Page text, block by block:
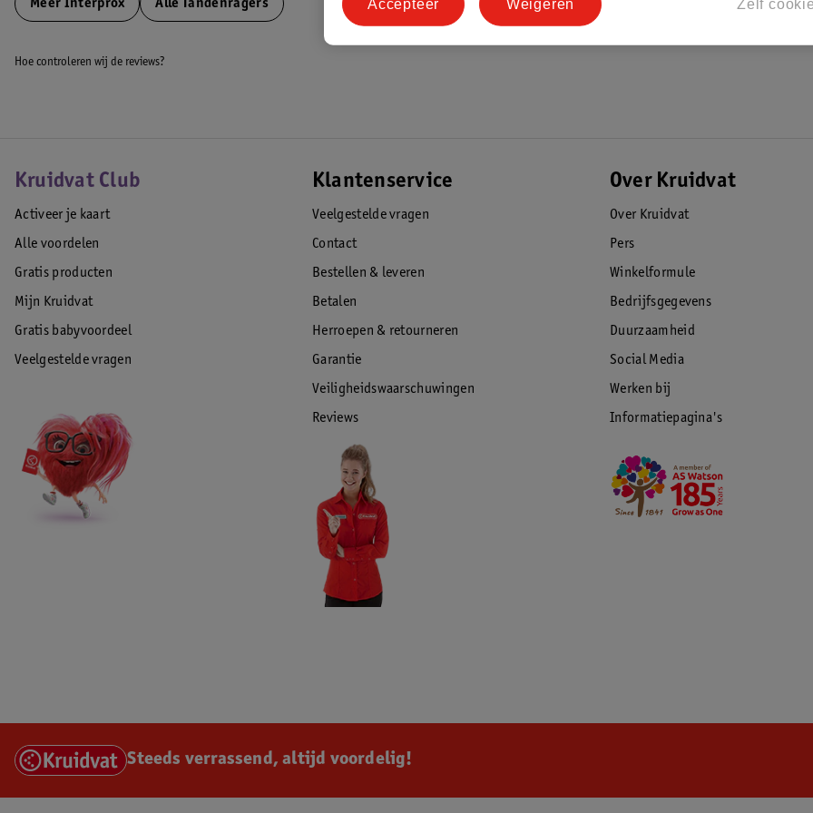
Tandplak in de interdentale ruimte kan mondproblemen veroorzaken, zoals gaatjes (cariës),
tandvleesontstekingen (gingivitis of parodontitis) en een slechte adem (halitose).
EAN code:8427426006300
Meer Interprox Alle Tandenragers
Hoe controleren wij de reviews?
Kruidvat Club
Activeer je kaart
Alle voordelen
Gratis producten
Mijn Kruidvat
Gratis babyvoordeel
Veelgestelde vragen
Klantenservice
Veelgestelde vragen
Contact
Bestellen & leveren
Betalen
Herroepen & retourneren
Garantie
Veiligheidswaarschuwingen
Reviews
Over Kruidvat
Over Kruidvat
Pers
Winkelformule
Bedrijfsgegevens
Duurzaamheid
Social Media
Werken bij
Informatiepagina's
Steeds verrassend, altijd voordelig!
Zelf
Weigeren
Accepteer